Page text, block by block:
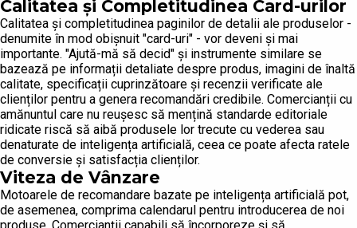
Calitatea și Completitudinea Card-urilor
Calitatea și completitudinea paginilor de detalii ale produselor -
denumite în mod obișnuit "card-uri" - vor deveni și mai
importante. "Ajută-mă să decid" și instrumente similare se
bazează pe informații detaliate despre produs, imagini de înaltă
calitate, specificații cuprinzătoare și recenzii verificate ale
clienților pentru a genera recomandări credibile. Comercianții cu
amănuntul care nu reușesc să mențină standarde editoriale
ridicate riscă să aibă produsele lor trecute cu vederea sau
denaturate de inteligența artificială, ceea ce poate afecta ratele
de conversie și satisfacția clienților.
Viteza de Vânzare
Motoarele de recomandare bazate pe inteligența artificială pot,
de asemenea, comprima calendarul pentru introducerea de noi